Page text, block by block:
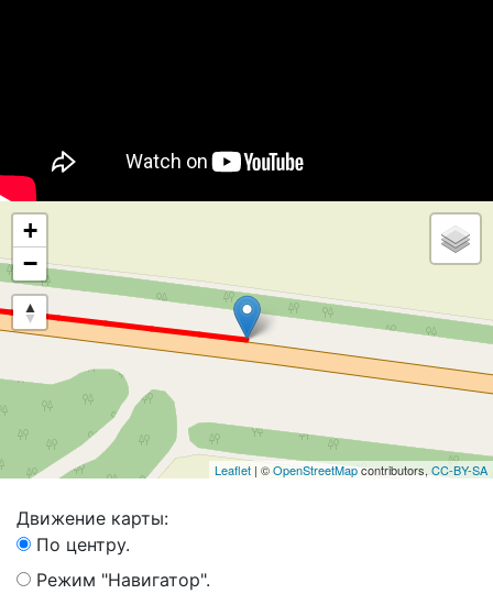
+
−
Leaflet | ©OpenStreetMapcontributors, CC-BY-SA
Движение карты:
По центру.
Режим "Навигатор".